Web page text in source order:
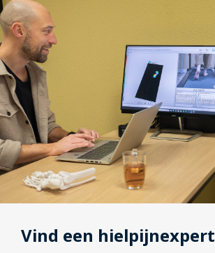
Vind een hielpijnexpert